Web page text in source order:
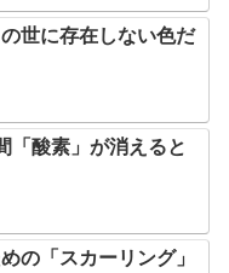
世に存在しない色だ
「酸素」が消えると
の「スカーリング」